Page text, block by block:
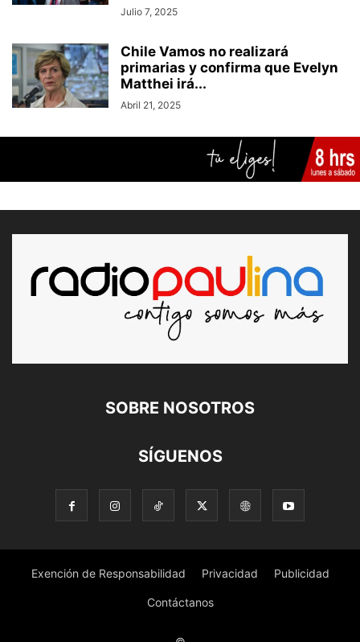
Julio 7, 2025
Chile Vamos no realizará
primarias y confirma que Evelyn
Matthei irá...
Abril 21, 2025
SOBRE NOSOTROS
SÍGUENOS
Exención de Responsabilidad Privacidad Publicidad
Contáctanos